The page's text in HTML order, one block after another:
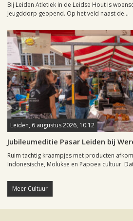
Bij Leiden Atletiek in de Leidse Hout is
Jeugddorp geopend. Op het veld naast de...
Leiden, 6 augustus 2026, 10:12
Jubileumeditie Pasar Leiden bij
Ruim tachtig kraampjes met producten
Indonesische, Molukse en Papoea cultuur.
Meer Cultuur